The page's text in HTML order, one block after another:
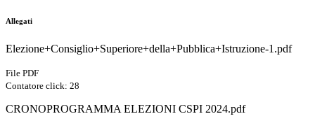
Allegati
Elezione+Consiglio+Superiore+della+Pubblica+Istruzione-1.pdf
File PDF
Contatore click: 28
CRONOPROGRAMMA ELEZIONI CSPI 2024.pdf